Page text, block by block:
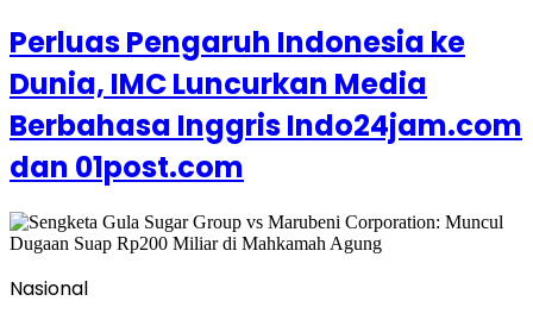
Perluas Pengaruh Indonesia ke
Dunia, IMC Luncurkan Media
Berbahasa Inggris Indo24jam.com
dan 01post.com
Nasional